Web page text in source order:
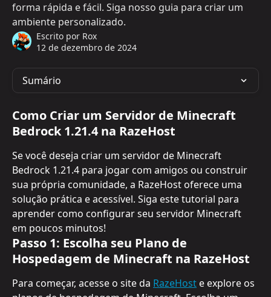
forma rápida e fácil. Siga nosso guia para criar um
ambiente personalizado.
Escrito por Rox
12 de dezembro de 2024
Sumário
Como Criar um Servidor de Minecraft
Bedrock 1.21.4 na RazeHost
Se você deseja criar um servidor de Minecraft
Bedrock 1.21.4 para jogar com amigos ou construir
sua própria comunidade, a RazeHost oferece uma
solução prática e acessível. Siga este tutorial para
aprender como configurar seu servidor Minecraft
em poucos minutos!
Passo 1: Escolha seu Plano de
Hospedagem de Minecraft na RazeHost
Para começar, acesse o site da RazeHost e explore os